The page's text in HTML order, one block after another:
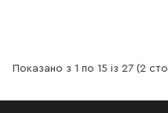
Показано з 1 по 15 із 27 (2